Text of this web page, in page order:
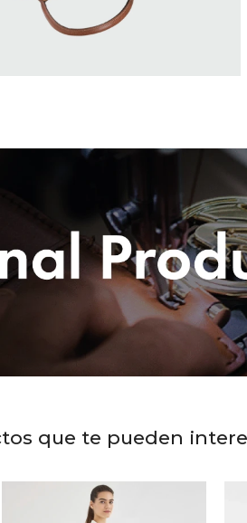
que te pueden